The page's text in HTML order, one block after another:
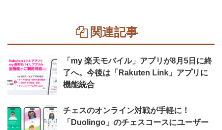
関連記事
「my 楽天モバイル」アプリが8月5日に終
了へ。今後は「Rakuten Link」アプリに
機能統合
チェスのオンライン対戦が手軽に！
「Duolingo」のチェスコースにユーザー